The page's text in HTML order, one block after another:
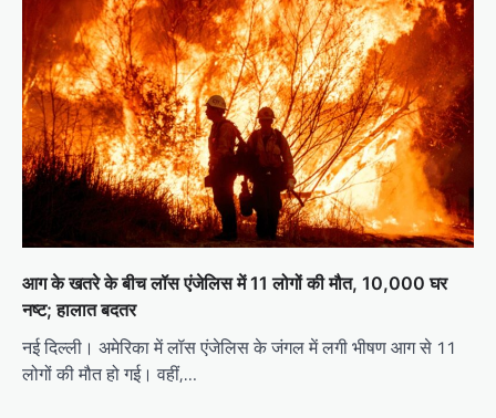
आग के खतरे के बीच लॉस एंजेलिस में 11 लोगों की मौत, 10,000 घर
नष्ट; हालात बदतर
नई दिल्ली। अमेरिका में लॉस एंजेलिस के जंगल में लगी भीषण आग से 11
लोगों की मौत हो गई। वहीं,…